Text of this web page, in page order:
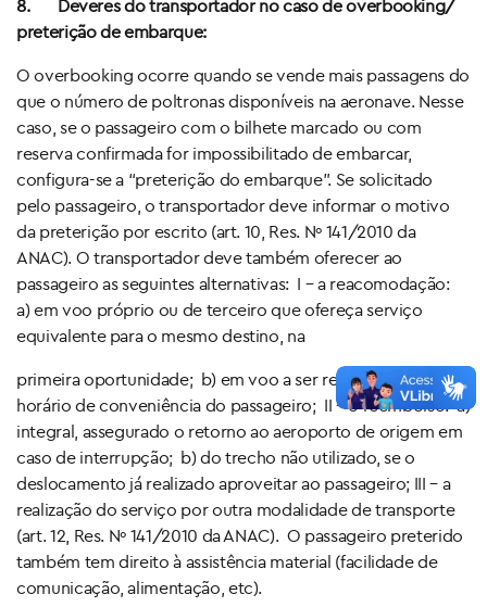
8.
Deveres do transportador no caso de overbooking/
preterição de embarque:
O overbooking ocorre quando se vende mais passagens do
que o número de poltronas disponíveis na aeronave. Nesse
caso, se o passageiro com o bilhete marcado ou com
reserva confirmada for impossibilitado de embarcar,
configura-se a “preterição do embarque”. Se solicitado
pelo passageiro, o transportador deve informar o motivo
da preterição por escrito (art. 10, Res. Nº 141/2010 da
ANAC). O transportador deve também oferecer ao
passageiro as seguintes alternativas: I – a reacomodação:
a) em voo próprio ou de terceiro que ofereça serviço
equivalente para o mesmo destino, na
primeira oportunidade; b) em voo a ser realizado em data e
horário de conveniência do passageiro; II – o reembolso: a)
integral, assegurado o retorno ao aeroporto de origem em
caso de interrupção; b) do trecho não utilizado, se o
deslocamento já realizado aproveitar ao passageiro; III – a
realização do serviço por outra modalidade de transporte
(art. 12, Res. Nº 141/2010 da ANAC). O passageiro preterido
também tem direito à assistência material (facilidade de
comunicação, alimentação, etc).